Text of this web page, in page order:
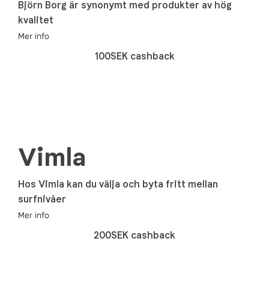
Björn Borg är synonymt med produkter av hög
kvalitet
Mer info
100SEK cashback
Vimla
Hos Vimla kan du välja och byta fritt mellan
surfnivåer
Mer info
200SEK cashback